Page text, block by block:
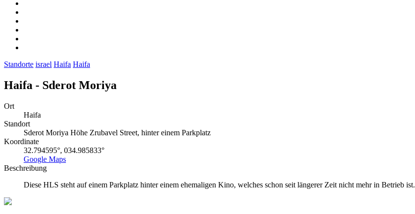
Standorte israel Haifa Haifa
Haifa - Sderot Moriya
Ort
Haifa
Standort
Sderot Moriya Höhe Zrubavel Street, hinter einem Parkplatz
Koordinate
32.794595°, 034.985833°
Google Maps
Beschreibung
Diese HLS steht auf einem Parkplatz hinter einem ehemaligen Kino, welches schon seit längerer Zeit nicht mehr in Betrieb ist.